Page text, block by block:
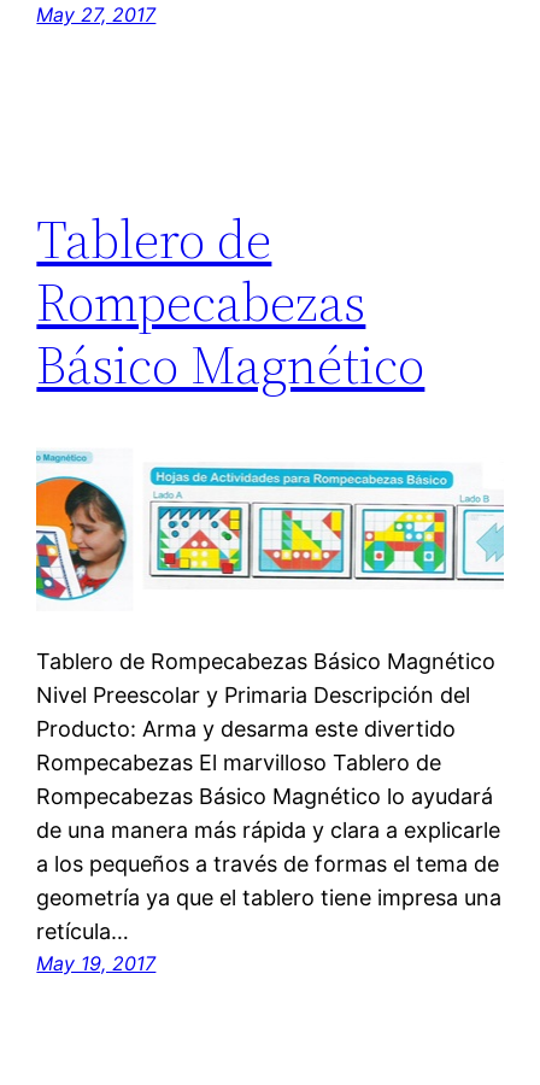
May 27, 2017
Tablero de
Rompecabezas
Básico Magnético
Tablero de Rompecabezas Básico Magnético
Nivel Preescolar y Primaria Descripción del
Producto: Arma y desarma este divertido
Rompecabezas El marvilloso Tablero de
Rompecabezas Básico Magnético lo ayudará
de una manera más rápida y clara a explicarle
a los pequeños a través de formas el tema de
geometría ya que el tablero tiene impresa una
retícula…
May 19, 2017